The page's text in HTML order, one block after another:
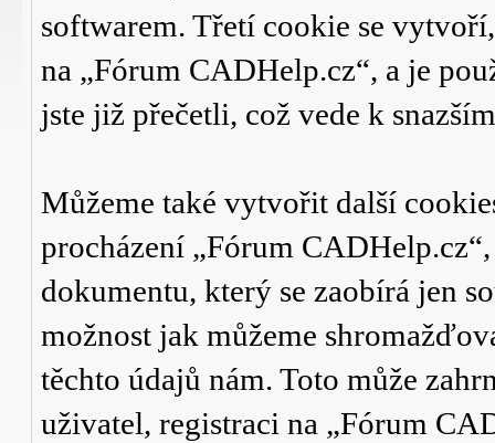
softwarem. Třetí cookie se
na „Fórum CADHelp.cz“, a je
jste již přečetli, což vede k
Můžeme také vytvořit další
procházení „Fórum
dokumentu, který se zaobírá jen
možnost jak můžeme
těchto údajů nám. Toto může
uživatel, registraci na „Fórum